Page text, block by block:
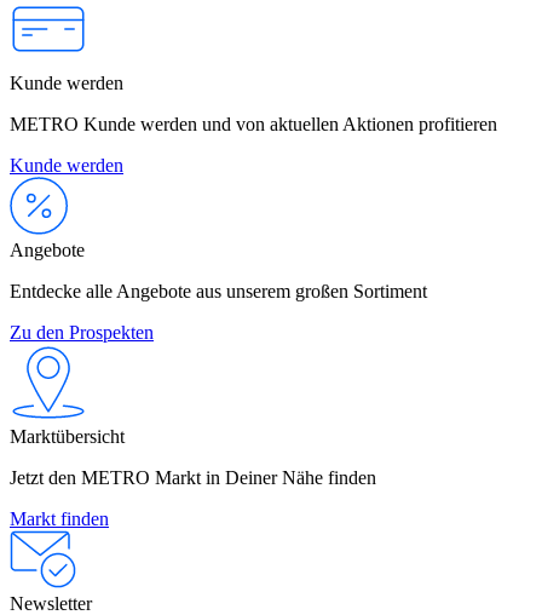
Kunde werden
METRO Kunde werden und von aktuellen Aktionen profitieren
Kunde werden
Angebote
Entdecke alle Angebote aus unserem großen Sortiment
Zu den Prospekten
Marktübersicht
Jetzt den METRO Markt in Deiner Nähe finden
Markt finden
Newsletter